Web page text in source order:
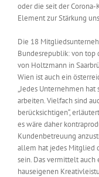
oder die seit der
Element zur Stärkung
Die 18
Bundesrepublik: von top
von Holtzmann in
Wien ist auch ein
„Jedes Unternehmen
arbeiten. Vielfach sind
berücksichtigen“,
es wäre daher
Kundenbetreuung
allem hat jedes Mitglied
sein. Das vermittelt auch
hauseigenen